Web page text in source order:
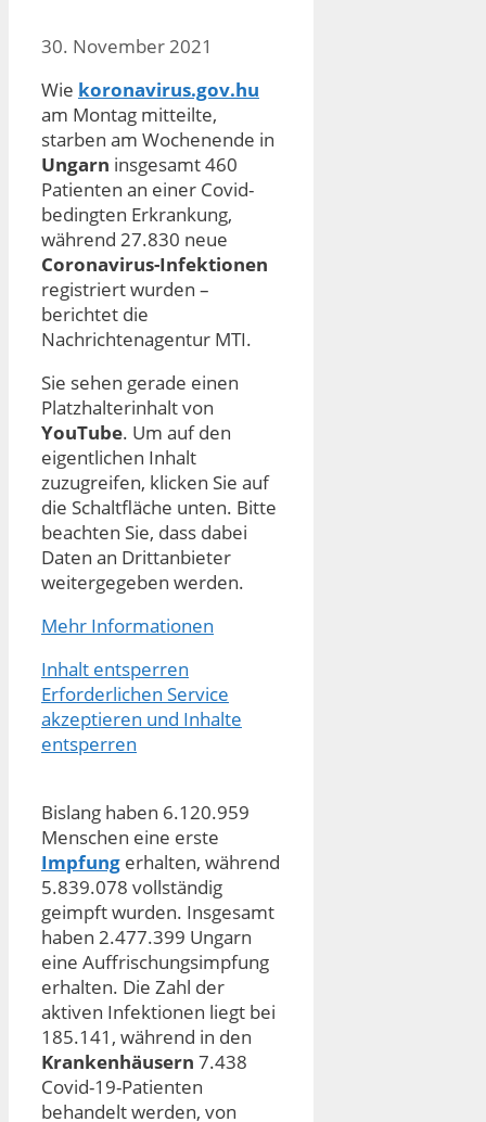
30. November 2021
Wie koronavirus.gov.hu
am Montag mitteilte,
starben am Wochenende in
Ungarn insgesamt 460
Patienten an einer Covid-
bedingten Erkrankung,
während 27.830 neue
Coronavirus-Infektionen
registriert wurden –
berichtet die
Nachrichtenagentur MTI.
Sie sehen gerade einen
Platzhalterinhalt von
YouTube. Um auf den
eigentlichen Inhalt
zuzugreifen, klicken Sie auf
die Schaltfläche unten. Bitte
beachten Sie, dass dabei
Daten an Drittanbieter
weitergegeben werden.
Mehr Informationen
Inhalt entsperren
Erforderlichen Service
akzeptieren und Inhalte
entsperren
Bislang haben 6.120.959
Menschen eine erste
Impfung erhalten, während
5.839.078 vollständig
geimpft wurden. Insgesamt
haben 2.477.399 Ungarn
eine Auffrischungsimpfung
erhalten. Die Zahl der
aktiven Infektionen liegt bei
185.141, während in den
Krankenhäusern 7.438
Covid-19-Patienten
behandelt werden, von